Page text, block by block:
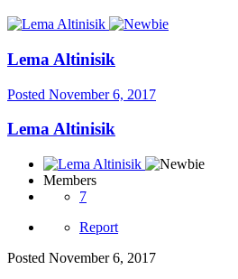
Lema Altinisik
Posted November 6, 2017
Lema Altinisik
Members
7
Report
Posted November 6, 2017